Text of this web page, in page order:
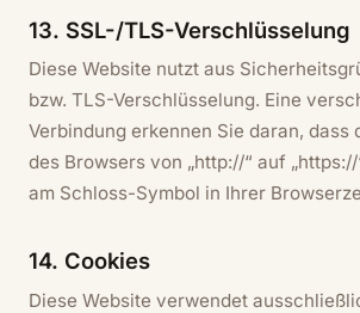
13. SSL-/TLS-Verschlüsselung
Diese Website nutzt aus
bzw. TLS-Verschlüsselung. Eine
Verbindung erkennen Sie daran, dass
des Browsers von „http://“ auf
am Schloss-Symbol in Ihrer
14. Cookies
Diese Website verwendet